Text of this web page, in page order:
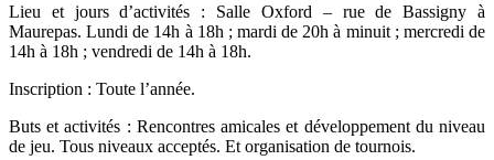
Lieu et jours d’activités : Salle Oxford – rue de Bassigny à
Maurepas. Lundi de 14h à 18h ; mardi de 20h à minuit ; mercredi de
14h à 18h ; vendredi de 14h à 18h.
Inscription : Toute l’année.
Buts et activités : Rencontres amicales et développement du niveau
de jeu. Tous niveaux acceptés. Et organisation de tournois.